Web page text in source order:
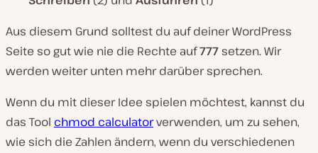
Aus diesem Grund solltest du auf deiner WordPress
Seite so gut wie nie die Rechte auf777 setzen. Wir
werden weiter unten mehr darüber sprechen.
Wenn du mit dieser Idee spielen möchtest, kannst du
das Tool chmod calculatorverwenden, um zu sehen,
wie sich die Zahlen ändern, wenn du verschiedenen